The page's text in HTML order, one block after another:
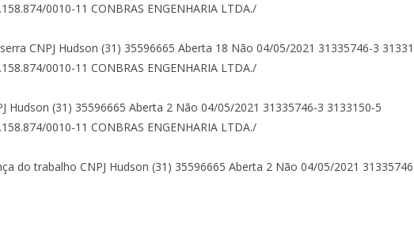
0010-11 CONBRAS ENGENHARIA LTDA./
CNPJ Hudson (31) 35596665 Aberta 18 Não 04/05/2021 31335746-3
0010-11 CONBRAS ENGENHARIA LTDA./
Hudson (31) 35596665 Aberta 2 Não 04/05/2021 31335746-3 3133150-5
0010-11 CONBRAS ENGENHARIA LTDA./
do trabalho CNPJ Hudson (31) 35596665 Aberta 2 Não 04/05/2021